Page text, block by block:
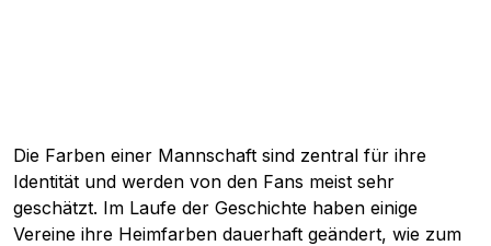
Die Farben einer Mannschaft sind zentral für ihre
Identität und werden von den Fans meist sehr
geschätzt. Im Laufe der Geschichte haben einige
Vereine ihre Heimfarben dauerhaft geändert, wie zum